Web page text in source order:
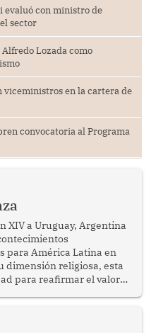
evaluó con ministro de
sector
Lozada como
viceministros en la cartera de
convocatoria al Programa
XIV a Uruguay, Argentina
para América Latina en
dimensión religiosa, esta
para reafirmar el valor
desarrollo, cohesión